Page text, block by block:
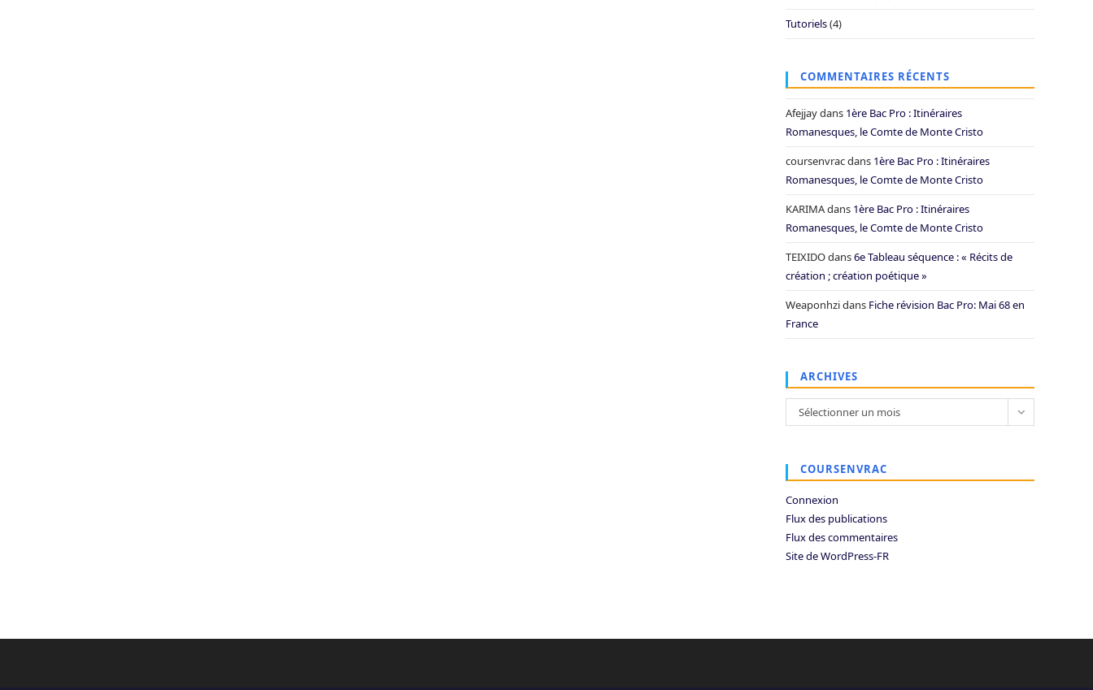
Tutoriels(4)
COMMENTAIRES RÉCENTS
Afejjaydans 1ère Bac Pro : Itinéraires
Romanesques, le Comte de Monte Cristo
coursenvracdans 1ère Bac Pro : Itinéraires
Romanesques, le Comte de Monte Cristo
KARIMAdans 1ère Bac Pro : Itinéraires
Romanesques, le Comte de Monte Cristo
TEIXIDOdans6e Tableau séquence : « Récits de
création ; création poétique »
Weaponhzidans Fiche révision Bac Pro: Mai 68 en
France
ARCHIVES
Archives
Sélectionner un mois
COURSENVRAC
Connexion
Flux des publications
Flux des commentaires
Site de WordPress-FR